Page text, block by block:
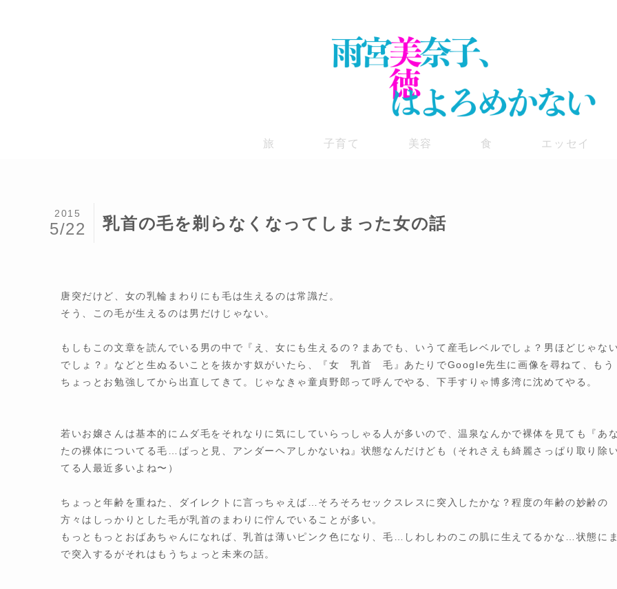
旅 子育て 美容 食 エッセイ
乳首の毛を剃らなくなってしまった女の話
2015
5/22
唐突だけど、女の乳輪まわりにも毛は生えるのは常識だ。
そう、この毛が生えるのは男だけじゃない。
もしもこの文章を読んでいる男の中で『え、女にも生えるの？まあでも、いうて産毛レベルでしょ？男ほどじゃな
でしょ？』などと生ぬるいことを抜かす奴がいたら、『女 乳首 毛』あたりでGoogle先生に画像を尋ねて、もう
ちょっとお勉強してから出直してきて。じゃなきゃ童貞野郎って呼んでやる、下手すりゃ博多湾に沈めてやる。
若いお嬢さんは基本的にムダ毛をそれなりに気にしていらっしゃる人が多いので、温泉なんかで裸体を見ても『あ
たの裸体についてる毛…ぱっと見、アンダーヘアしかないね』状態なんだけども（それさえも綺麗さっぱり取り除
てる人最近多いよね〜）
ちょっと年齢を重ねた、ダイレクトに言っちゃえば…そろそろセックスレスに突入したかな？程度の年齢の妙齢の
方々はしっかりとした毛が乳首のまわりに佇んでいることが多い。
もっともっとおばあちゃんになれば、乳首は薄いピンク色になり、毛…しわしわのこの肌に生えてるかな…状態に
で突入するがそれはもうちょっと未来の話。